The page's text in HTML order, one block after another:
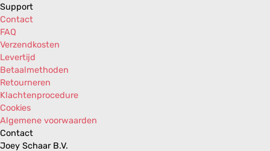
Support
Contact
FAQ
Verzendkosten
Levertijd
Betaalmethoden
Retourneren
Klachtenprocedure
Cookies
Algemene voorwaarden
Contact
Joey Schaar B.V.